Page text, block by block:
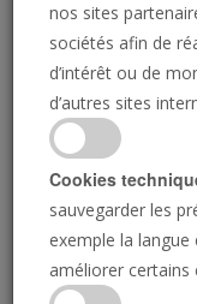
L'Allemagne
déclencher
nos sites
sociétés afin de
d’intérêt ou de
d’autres sites
Cookies
sauvegarder les
exemple la
améliorer certains